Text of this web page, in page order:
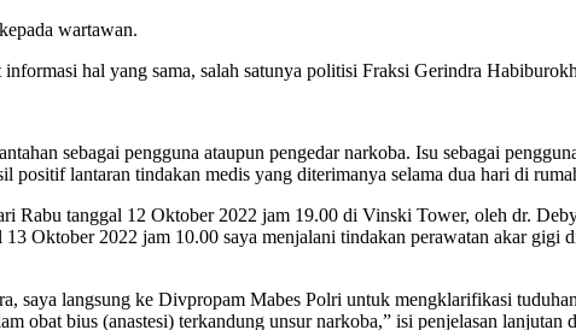
wartawan.
hal yang sama, salah satunya politisi Fraksi Gerindra
sebagai pengguna ataupun pengedar narkoba. Isu sebagai
positif lantaran tindakan medis yang diterimanya selama dua hari di
Rabu tanggal 12 Oktober 2022 jam 19.00 di Vinski Tower, oleh dr.
Oktober 2022 jam 10.00 saya menjalani tindakan perawatan akar
saya langsung ke Divpropam Mabes Polri untuk mengklarifikasi
obat bius (anastesi) terkandung unsur narkoba,” isi penjelasan lanjutan